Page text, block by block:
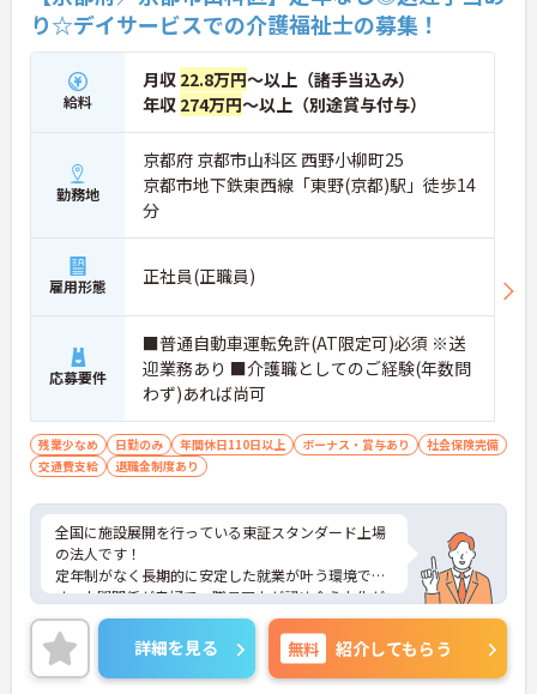
り☆デイサービスでの介護福祉士の募集！
給料
月収 22.8万円～以上（諸手当込み）
年収 274万円～以上（別途賞与付与）
勤務地
京都府 京都市山科区 西野小柳町25
京都市地下鉄東西線「東野(京都)駅」徒歩14
分
雇用形態 正社員(正職員)
応募要件
■普通自動車運転免許(AT限定可)必須 ※送
迎業務あり ■介護職としてのご経験(年数問
わず)あれば尚可
残業少なめ 日勤のみ 年間休日110日以上 ボーナス・賞与あり
社会保険完備
交通費支給
退職金制度あり
全国に施設展開を行っている東証スタンダード上場
の法人です！
定年制がなく長期的に安定した就業が叶う環境で
す。人間関係が良好で、職員同士が認め合う文化が
根付いています。
ご興味のある方には、面接対策ポイントなど、さら
に詳細をご案内しますのでお気軽にご相談くださ
い！
詳細を見る 無料 紹介してもらう